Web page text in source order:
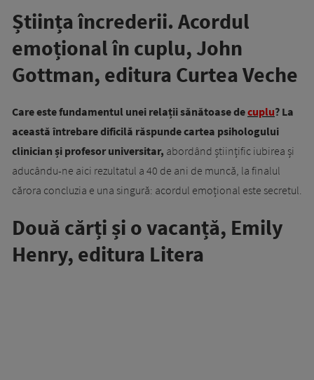
Știința încrederii. Acordul
emoțional în cuplu, John
Gottman, editura Curtea Veche
Care este fundamentul unei relații sănătoase decuplu? La
această întrebare dificilă răspunde cartea psihologului
clinician și profesor universitar, abordând științific iubirea și
aducându-ne aici rezultatul a 40 de ani de muncă, la finalul
cărora concluzia e una singură: acordul emoțional este secretul.
Două cărți și o vacanță, Emily
Henry, editura Litera